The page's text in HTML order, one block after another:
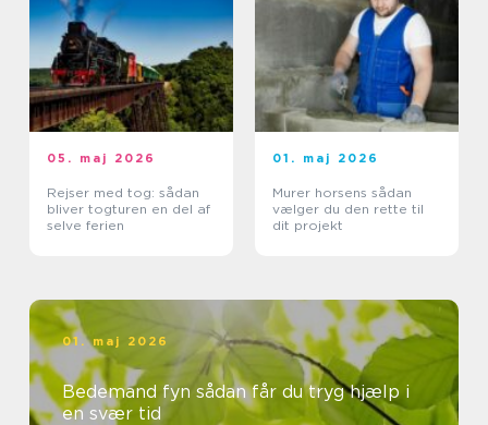
05. maj 2026
Rejser med tog: sådan
bliver togturen en del af
selve ferien
01. maj 2026
Murer horsens sådan
vælger du den rette til
dit projekt
01. maj 2026
Bedemand fyn sådan får du tryg hjælp i
en svær tid